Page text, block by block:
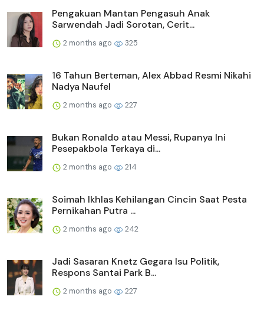
Pengakuan Mantan Pengasuh Anak
Sarwendah Jadi Sorotan, Cerit...
2 months ago 325
16 Tahun Berteman, Alex Abbad Resmi Nikahi
Nadya Naufel
2 months ago 227
Bukan Ronaldo atau Messi, Rupanya Ini
Pesepakbola Terkaya di...
2 months ago 214
Soimah Ikhlas Kehilangan Cincin Saat Pesta
Pernikahan Putra ...
2 months ago 242
Jadi Sasaran Knetz Gegara Isu Politik,
Respons Santai Park B...
2 months ago 227